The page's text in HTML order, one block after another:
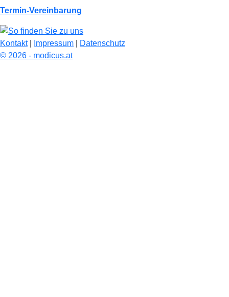
Termin-Vereinbarung
Kontakt| Impressum
Datenschutz
© 2026 - modicus.at